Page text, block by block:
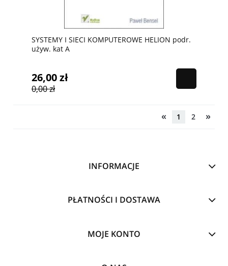
SYSTEMY I SIECI KOMPUTEROWE HELION podr.
używ. kat A
26,00 zł
0,00 zł
« 1 2 »
INFORMACJE
PŁATNOŚCI I DOSTAWA
MOJE KONTO